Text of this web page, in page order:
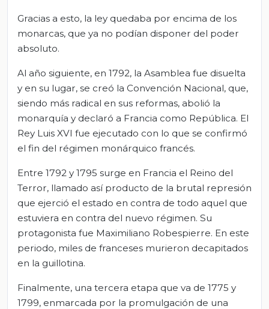
Gracias a esto, la ley quedaba por encima de los
monarcas, que ya no podían disponer del poder
absoluto.
Al año siguiente, en 1792, la Asamblea fue disuelta
y en su lugar, se creó la Convención Nacional, que,
siendo más radical en sus reformas, abolió la
monarquía y declaró a Francia como República. El
Rey Luis XVI fue ejecutado con lo que se confirmó
el fin del régimen monárquico francés.
Entre 1792 y 1795 surge en Francia el Reino del
Terror, llamado así producto de la brutal represión
que ejerció el estado en contra de todo aquel que
estuviera en contra del nuevo régimen. Su
protagonista fue Maximiliano Robespierre. En este
periodo, miles de franceses murieron decapitados
en la guillotina.
Finalmente, una tercera etapa que va de 1775 y
1799, enmarcada por la promulgación de una